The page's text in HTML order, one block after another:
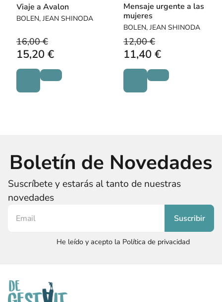
Viaje a Avalon
BOLEN, JEAN SHINODA
16,00 €
15,20 €
Mensaje urgente a las
mujeres
BOLEN, JEAN SHINODA
12,00 €
11,40 €
Boletín de Novedades
Suscríbete y estarás al tanto de nuestras
novedades
He leído y acepto la Política de privacidad